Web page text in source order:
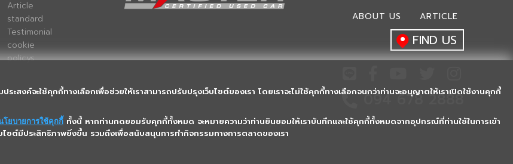
Article
standard
Testimonial
cookie
policys
ABOUT US
ARTICLE
FIND US
094 678 2888
2018 © Masterusedcar.com, All rights reserved.
ะสงค์จะใช้คุกกี้ทางเลือกเพื่อช่วยให้เราสามารถปรับปรุงเว็บไซต์ของเรา โดยเราจะไม่ใช้คุกกี้ทางเลือกจนกว่าท่านจะอนุญาตให้เราเปิดใช้งานคุกกี้
โยบายการใช้คุกกี้ ทั้งนี้ หากท่านกดยอมรับคุกกี้ทั้งหมด จะหมายความว่าท่านยินยอมให้เราบันทึกและใช้คุกกี้ทั้งหมดจากอุปกรณ์ที่ท่านใช้ในการเข้า
บไซต์มีประสิทธิภาพยิ่งขึ้น รวมถึงเพื่อสนับสนุนการทำกิจกรรมทางการตลาดของเรา